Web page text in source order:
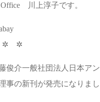
Office 川上淳子です。
✲
俊介一般社団法人日本ア
事の新刊が発売になりまし